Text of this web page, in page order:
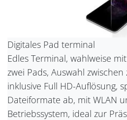
Digitales Pad terminal
Edles Terminal, wahlweise
zwei Pads, Auswahl
inklusive Full HD-Auflösung,
Dateiformate ab, mit WLAN
Betriebssystem, ideal zur